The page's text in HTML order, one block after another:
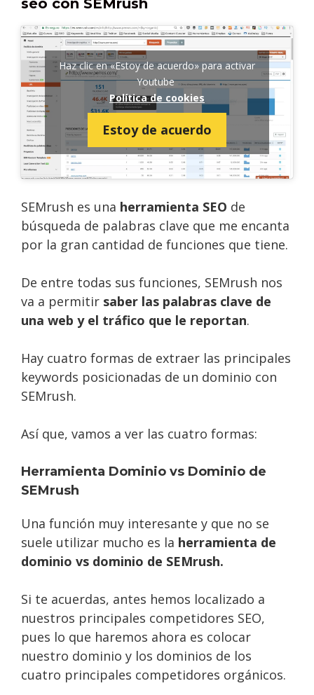
seo con SEMrush
Haz clic en «Estoy de acuerdo» para activar
Youtube
Política de cookies
Estoy de acuerdo
SEMrush es una herramienta SEO de
búsqueda de palabras clave que me encanta
por la gran cantidad de funciones que tiene.
De entre todas sus funciones, SEMrush nos
va a permitir saber las palabras clave de
una web y el tráfico que le reportan.
Hay cuatro formas de extraer las principales
keywords posicionadas de un dominio con
SEMrush.
Así que, vamos a ver las cuatro formas:
Herramienta Dominio vs Dominio de
SEMrush
Una función muy interesante y que no se
suele utilizar mucho es la herramienta de
dominio vs dominio de SEMrush.
Si te acuerdas, antes hemos localizado a
nuestros principales competidores SEO,
pues lo que haremos ahora es colocar
nuestro dominio y los dominios de los
cuatro principales competidores orgánicos.